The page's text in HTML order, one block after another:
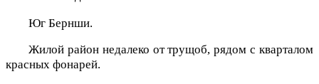
Юг Бернши.
Жилой район недалеко от трущоб, рядом с кварталом
красных фонарей.